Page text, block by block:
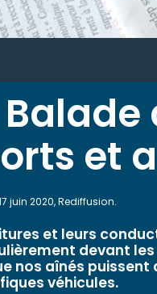
et
juin 2020, Rediffusion.
et leurs
devant
nos aînés puissent
véhicules.